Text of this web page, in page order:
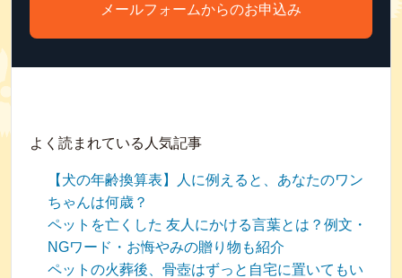
メールフォームからのお申込み
よく読まれている人気記事
【犬の年齢換算表】人に例えると、あなたのワン
ちゃんは何歳？
ペットを亡くした 友人にかける言葉とは？例文・
NGワード・お悔やみの贈り物も紹介
ペットの火葬後、骨壺はずっと自宅に置いてもい